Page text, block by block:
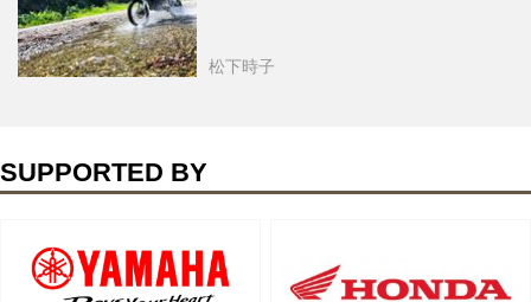
松下時子
SUPPORTED BY